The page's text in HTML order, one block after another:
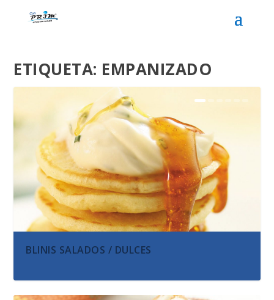
ETIQUETA: EMPANIZADO
BLINIS SALADOS / DULCES